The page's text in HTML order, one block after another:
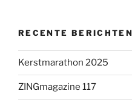
RECENTE BERICHTEN
Kerstmarathon 2025
ZINGmagazine 117